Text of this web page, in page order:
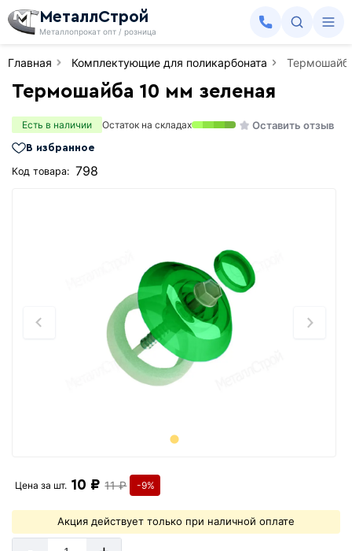
МеталлСтрой
Металлопрокат опт / розница
Главная Комплектующие для поликарбоната
Термошайба 10 мм зеленая
Есть в наличии Остаток на складах Оставить отзыв
В избранное
Код товара: 798
Цена за шт. 10 ₽ 11 ₽ -9%
Акция действует только при наличной оплате